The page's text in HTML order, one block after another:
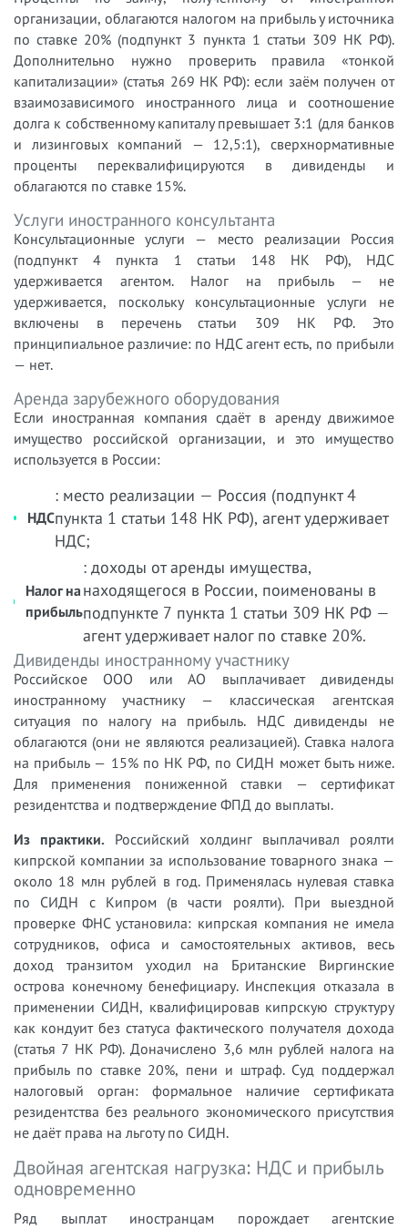
организации, облагаются налогом на прибыль у источника
по ставке 20% (подпункт 3 пункта 1 статьи 309 НК РФ).
Дополнительно нужно проверить правила «тонкой
капитализации» (статья 269 НК РФ): если заём получен от
взаимозависимого иностранного лица и соотношение
долга к собственному капиталу превышает 3:1 (для банков
и лизинговых компаний — 12,5:1), сверхнормативные
проценты переквалифицируются в дивиденды и
облагаются по ставке 15%.
Услуги иностранного консультанта
Консультационные услуги — место реализации Россия
(подпункт 4 пункта 1 статьи 148 НК РФ), НДС
удерживается агентом. Налог на прибыль — не
удерживается, поскольку консультационные услуги не
включены в перечень статьи 309 НК РФ. Это
принципиальное различие: по НДС агент есть, по прибыли
— нет.
Аренда зарубежного оборудования
Если иностранная компания сдаёт в аренду движимое
имущество российской организации, и это имущество
используется в России:
НДС
: место реализации — Россия (подпункт 4
пункта 1 статьи 148 НК РФ), агент удерживает
НДС;
Налог на
прибыль
: доходы от аренды имущества,
находящегося в России, поименованы в
подпункте 7 пункта 1 статьи 309 НК РФ —
агент удерживает налог по ставке 20%.
Дивиденды иностранному участнику
Российское ООО или АО выплачивает дивиденды
иностранному участнику — классическая агентская
ситуация по налогу на прибыль. НДС дивиденды не
облагаются (они не являются реализацией). Ставка налога
на прибыль — 15% по НК РФ, по СИДН может быть ниже.
Для применения пониженной ставки — сертификат
резидентства и подтверждение ФПД до выплаты.
Из практики. Российский холдинг выплачивал роялти
кипрской компании за использование товарного знака —
около 18 млн рублей в год. Применялась нулевая ставка
по СИДН с Кипром (в части роялти). При выездной
проверке ФНС установила: кипрская компания не имела
сотрудников, офиса и самостоятельных активов, весь
доход транзитом уходил на Британские Виргинские
острова конечному бенефициару. Инспекция отказала в
применении СИДН, квалифицировав кипрскую структуру
как кондуит без статуса фактического получателя дохода
(статья 7 НК РФ). Доначислено 3,6 млн рублей налога на
прибыль по ставке 20%, пени и штраф. Суд поддержал
налоговый орган: формальное наличие сертификата
резидентства без реального экономического присутствия
не даёт права на льготу по СИДН.
Двойная агентская нагрузка: НДС и прибыль
одновременно
Ряд выплат иностранцам порождает агентские